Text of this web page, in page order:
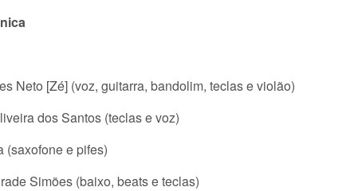
Neto [Zé] (voz, guitarra, bandolim, teclas e violão)
dos Santos (teclas e voz)
(saxofone e pifes)
Simões (baixo, beats e teclas)